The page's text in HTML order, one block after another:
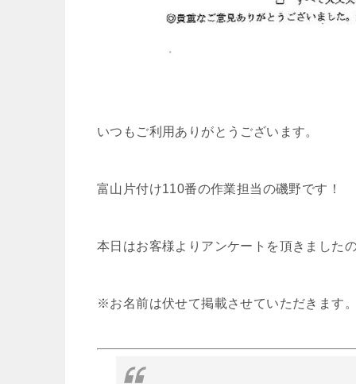
いつもご利用ありがとうございます。
富山片付け110番の作業担当の磯野です！
本日はお客様よりアンケートを頂きました
※お名前は伏せて掲載させていただきます